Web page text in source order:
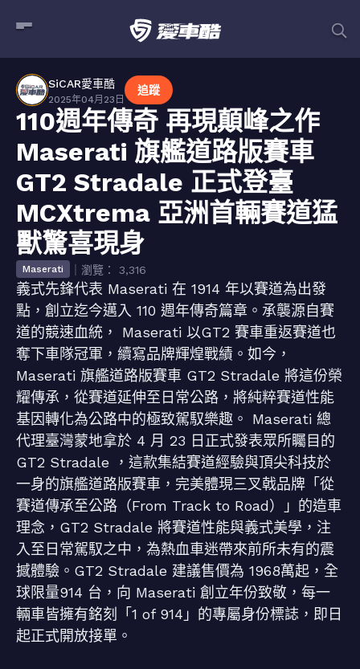
SiCAR愛車酷
2025年04月23日
追蹤
110週年傳奇 再現顛峰之作
Maserati 旗艦道路版賽車
GT2 Stradale 正式登臺
MCXtrema 亞洲首輛賽道猛
獸驚喜現身
Maserati ｜瀏覽： 3,316
義式先鋒代表 Maserati 在 1914 年以賽道為出發
點，創立迄今邁入 110 週年傳奇篇章。承襲源自賽
道的競速血統， Maserati 以GT2 賽車重返賽道也
奪下車隊冠軍，續寫品牌輝煌戰績。如今，
Maserati 旗艦道路版賽車 GT2 Stradale 將這份榮
耀傳承，從賽道延伸至日常公路，將純粹賽道性能
基因轉化為公路中的極致駕馭樂趣。 Maserati 總
代理臺灣蒙地拿於 4 月 23 日正式發表眾所矚目的
GT2 Stradale ，這款集結賽道經驗與頂尖科技於
一身的旗艦道路版賽車，完美體現三叉戟品牌「從
賽道傳承至公路（From Track to Road）」的造車
理念，GT2 Stradale 將賽道性能與義式美學，注
入至日常駕馭之中，為熱血車迷帶來前所未有的震
撼體驗。GT2 Stradale 建議售價為 1968萬起，全
球限量914 台，向 Maserati 創立年份致敬，每一
輛車皆擁有銘刻「1 of 914」的專屬身份標誌，即日
起正式開放接單。